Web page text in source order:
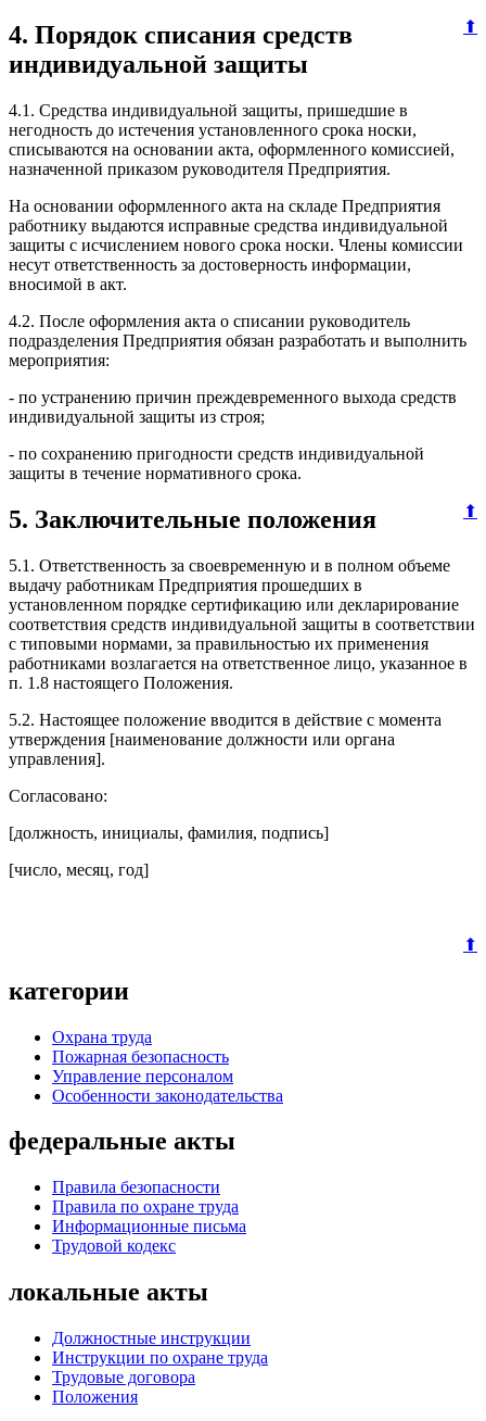
⬆
4. Порядок списания средств
индивидуальной защиты
4.1. Средства индивидуальной защиты, пришедшие в
негодность до истечения установленного срока носки,
списываются на основании акта, оформленного комиссией,
назначенной приказом руководителя Предприятия.
На основании оформленного акта на складе Предприятия
работнику выдаются исправные средства индивидуальной
защиты с исчислением нового срока носки. Члены комиссии
несут ответственность за достоверность информации,
вносимой в акт.
4.2. После оформления акта о списании руководитель
подразделения Предприятия обязан разработать и выполнить
мероприятия:
- по устранению причин преждевременного выхода средств
индивидуальной защиты из строя;
- по сохранению пригодности средств индивидуальной
защиты в течение нормативного срока.
⬆
5. Заключительные положения
5.1. Ответственность за своевременную и в полном объеме
выдачу работникам Предприятия прошедших в
установленном порядке сертификацию или декларирование
соответствия средств индивидуальной защиты в соответствии
с типовыми нормами, за правильностью их применения
работниками возлагается на ответственное лицо, указанное в
п. 1.8 настоящего Положения.
5.2. Настоящее положение вводится в действие с момента
утверждения [наименование должности или органа
управления].
Согласовано:
[должность, инициалы, фамилия, подпись]
[число, месяц, год]
⬆
категории
Охрана труда
Пожарная безопасность
Управление персоналом
Особенности законодательства
федеральные акты
Правила безопасности
Правила по охране труда
Информационные письма
Трудовой кодекс
локальные акты
Должностные инструкции
Инструкции по охране труда
Трудовые договора
Положения